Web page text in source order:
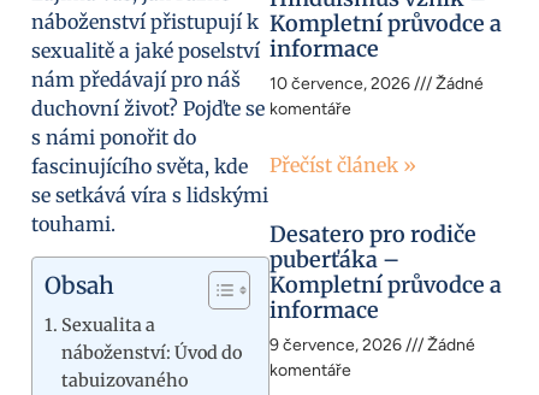
náboženství přistupují k
sexualitě a jaké poselství
nám předávají pro náš
duchovní život? Pojďte se
s námi ponořit do
fascinujícího světa, kde
se setkává víra s lidskými
touhami.
Obsah
Sexualita a
náboženství: Úvod do
tabuizovaného
Kompletní průvodce a
informace
10 července, 2026
Žádné
komentáře
Přečíst článek »
Desatero pro rodiče
puberťáka –
Kompletní průvodce a
informace
9 července, 2026
Žádné
komentáře